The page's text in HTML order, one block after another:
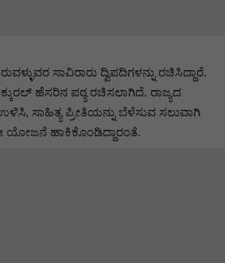
ಸಾವಿರಾರು ದ್ವಿಪದಿಗಳನ್ನು ರಚಿಸಿದ್ದಾರೆ.
ಹೆಸರಿನ ಪಠ್ಯ ರಚಿಸಲಾಗಿದೆ. ರಾಜ್ಯದ
ಸಾಹಿತ್ಯ ಪ್ರೀತಿಯನ್ನು ಬೆಳೆಸುವ ಸಲುವಾಗಿ
ಹಾಕಿಕೊಂಡಿದ್ದಾರಂತೆ.